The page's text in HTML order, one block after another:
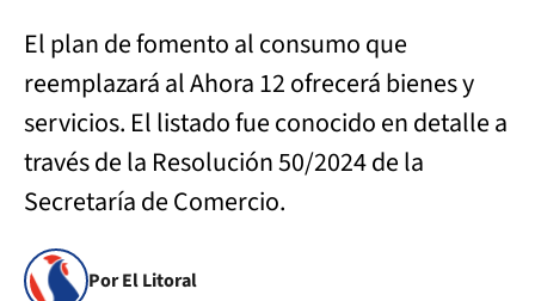
El plan de fomento al consumo que
reemplazará al Ahora 12 ofrecerá bienes y
servicios. El listado fue conocido en detalle a
través de la Resolución 50/2024 de la
Secretaría de Comercio.
Por El Litoral